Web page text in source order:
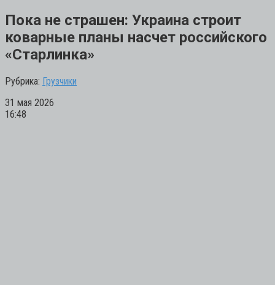
Пока не страшен: Украина строит
коварные планы насчет российского
«Старлинка»
Рубрика: Грузчики
31 мая 2026
16:48